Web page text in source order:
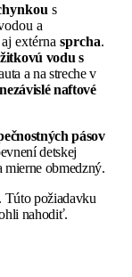
s
a
extérna sprcha.
vodu s
a na streche v
naftové
pásov
detskej
mierne obmedzný.
Túto požiadavku
nahodiť.